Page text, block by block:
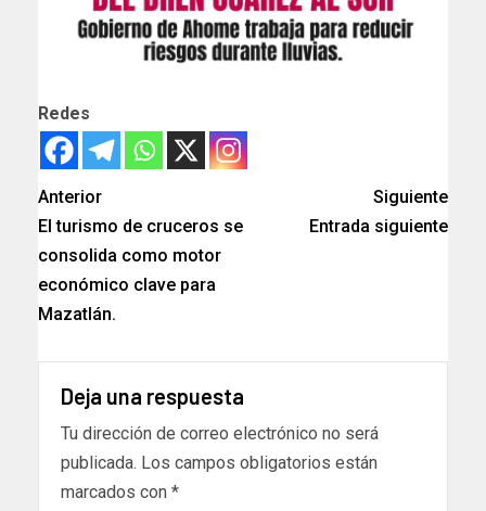
Redes
Anterior
El turismo de cruceros se
consolida como motor
económico clave para
Mazatlán.
Siguiente
Entrada siguiente
Deja una respuesta
Tu dirección de correo electrónico no será
publicada. Los campos obligatorios están
marcados con *